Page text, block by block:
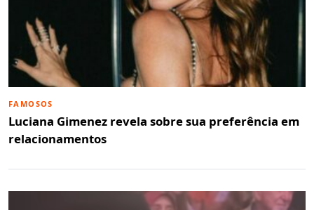
FAMOSOS
Luciana Gimenez revela sobre sua preferência em
relacionamentos